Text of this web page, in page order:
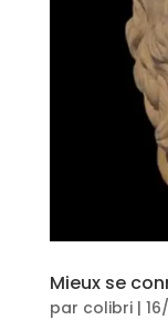
Mieux se
par colibri|